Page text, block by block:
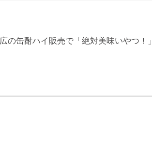
の缶酎ハイ販売で「絶対美味いやつ！」